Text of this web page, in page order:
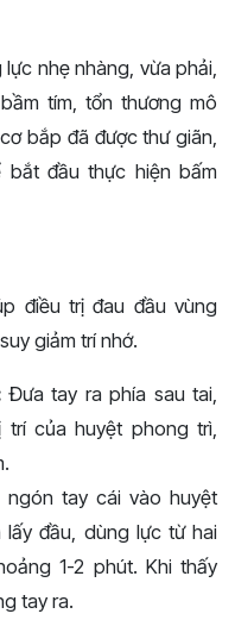
nhẹ nhàng, vừa phải,
tím, tổn thương mô
bắp đã được thư giãn,
đầu thực hiện bấm
điều trị đau đầu vùng
giảm trí nhớ.
Đưa tay ra phía sau tai,
của huyệt phong trì,
tay cái vào huyệt
đầu, dùng lực từ hai
1-2 phút. Khi thấy
tay ra.